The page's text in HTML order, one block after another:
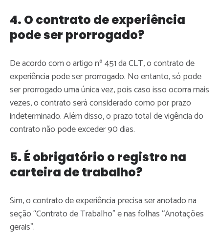
4. O contrato de experiência
pode ser prorrogado?
De acordo com o artigo nº 451 da CLT, o contrato de
experiência pode ser prorrogado. No entanto, só pode
ser prorrogado uma única vez, pois caso isso ocorra mais
vezes, o contrato será considerado como por prazo
indeterminado. Além disso, o prazo total de vigência do
contrato não pode exceder 90 dias.
5. É obrigatório o registro na
carteira de trabalho?
Sim, o contrato de experiência precisa ser anotado na
seção “Contrato de Trabalho” e nas folhas “Anotações
gerais”.